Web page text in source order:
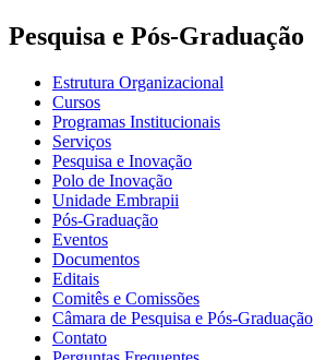
Pesquisa e Pós-Graduação
Estrutura Organizacional
Cursos
Programas Institucionais
Serviços
Pesquisa e Inovação
Polo de Inovação
Unidade Embrapii
Pós-Graduação
Eventos
Documentos
Editais
Comitês e Comissões
Câmara de Pesquisa e Pós-Graduação
Contato